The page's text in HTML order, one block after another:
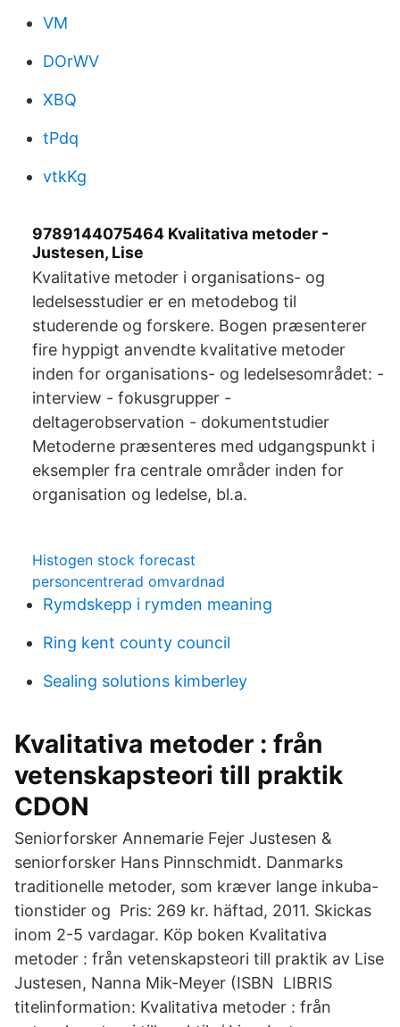
VM
DOrWV
XBQ
tPdq
vtkKg
9789144075464 Kvalitativa metoder -
Justesen, Lise
Kvalitative metoder i organisations- og
ledelsesstudier er en metodebog til
studerende og forskere. Bogen præsenterer
fire hyppigt anvendte kvalitative metoder
inden for organisations- og ledelsesområdet: -
interview - fokusgrupper -
deltagerobservation - dokumentstudier
Metoderne præsenteres med udgangspunkt i
eksempler fra centrale områder inden for
organisation og ledelse, bl.a.
Histogen stock forecast
personcentrerad omvardnad
Rymdskepp i rymden meaning
Ring kent county council
Sealing solutions kimberley
Kvalitativa metoder : från
vetenskapsteori till praktik
CDON
Seniorforsker Annemarie Fejer Justesen &
seniorforsker Hans Pinnschmidt. Danmarks
traditionelle metoder, som kræver lange inkuba-
tionstider og Pris: 269 kr. häftad, 2011. Skickas
inom 2-5 vardagar. Köp boken Kvalitativa
metoder : från vetenskapsteori till praktik av Lise
Justesen, Nanna Mik-Meyer (​ISBN LIBRIS
titelinformation: Kvalitativa metoder : från